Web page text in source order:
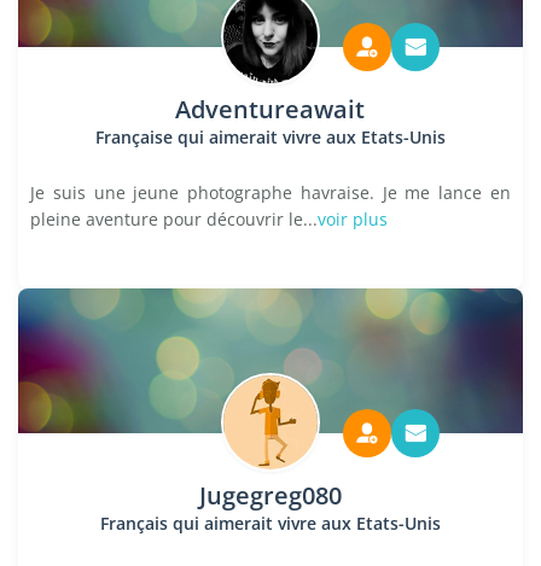
Adventureawait
Française qui aimerait vivre aux Etats-Unis
Je suis une jeune photographe havraise. Je me lance en
pleine aventure pour découvrir le...voir plus
Jugegreg080
Français qui aimerait vivre aux Etats-Unis